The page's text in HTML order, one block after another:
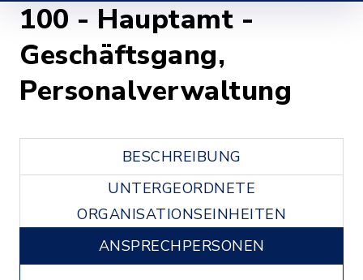
100 - Hauptamt -
Geschäftsgang,
Personalverwaltung
BESCHREIBUNG
UNTERGEORDNETE
ORGANISATIONSEINHEITEN
ANSPRECHPERSONEN